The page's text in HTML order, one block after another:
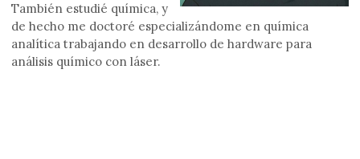
También estudié química, y
de hecho me doctoré especializándome en química
analítica trabajando en desarrollo de hardware para
análisis químico con láser.